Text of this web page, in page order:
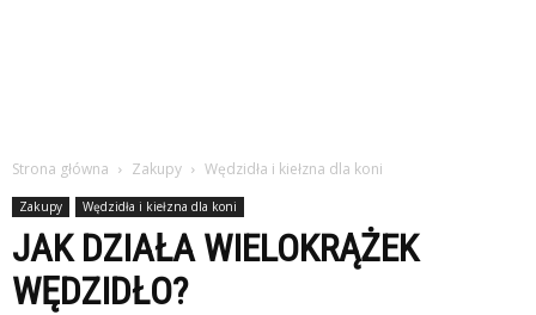
Strona główna Zakupy Wędzidła i kiełzna dla koni
Zakupy Wędzidła i kiełzna dla koni
JAK DZIAŁA WIELOKRĄŻEK
WĘDZIDŁO?